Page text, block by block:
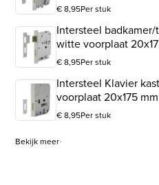
€8,95Per stuk
Intersteel
witte voorplaat
€8,95Per stuk
Intersteel Klavier
voorplaat 20x175 mm
€8,95Per stuk
Bekijk meer